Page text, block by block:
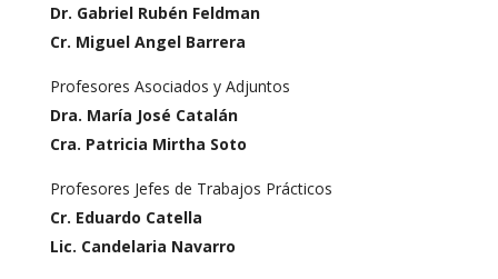
Dr. Gabriel Rubén Feldman
Cr. Miguel Angel Barrera
Profesores Asociados y Adjuntos
Dra. María José Catalán
Cra. Patricia Mirtha Soto
Profesores Jefes de Trabajos Prácticos
Cr. Eduardo Catella
Lic. Candelaria Navarro